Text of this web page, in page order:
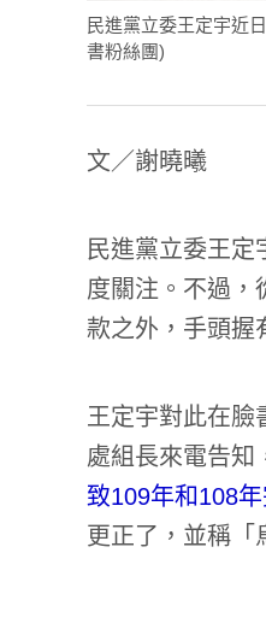
民進黨立委王定宇近
書粉絲團)
文／謝曉曦
民進黨立委王
度關注。不過，
款之外，手頭握
王定宇對此在臉
處組長來電告知
致109年和108
更正了，並稱「